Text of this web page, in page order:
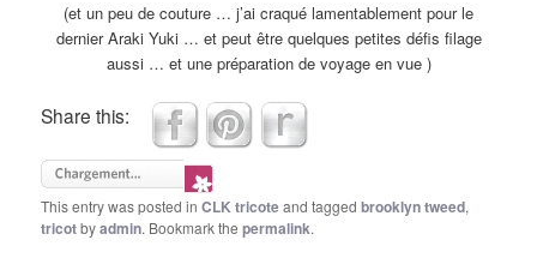
(et un peu de couture … j’ai craqué lamentablement pour le
dernier Araki Yuki … et peut être quelques petites défis filage
aussi … et une préparation de voyage en vue )
Share this:
This entry was posted inCLK tricoteand taggedbrooklyn tweed,
tricotbyadmin. Bookmark thepermalink.